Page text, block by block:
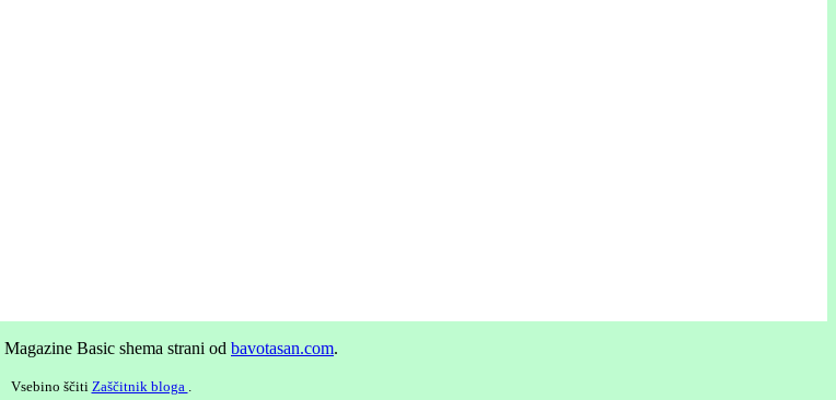
Magazine Basic shema strani od bavotasan.com.
Vsebino ščiti Zaščitnik bloga .